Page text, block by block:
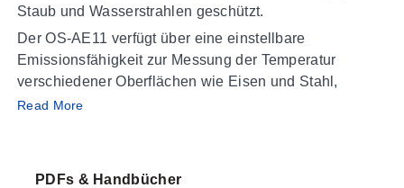
Staub und Wasserstrahlen geschützt.
Der OS-AE11 verfügt über eine einstellbare
Emissionsfähigkeit zur Messung der Temperatur
verschiedener Oberflächen wie Eisen und Stahl,
Marmor, Asphalt und mehr. Der Sensor ist zudem mit
Read More
PDFs & Handbücher